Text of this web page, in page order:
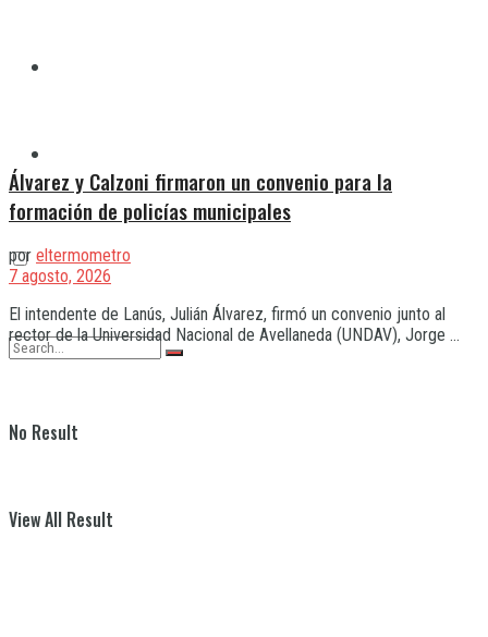
No Result
View All Result
Álvarez y Calzoni firmaron un convenio para la
formación de policías municipales
por eltermometro
7 agosto, 2026
El intendente de Lanús, Julián Álvarez, firmó un convenio junto al
rector de la Universidad Nacional de Avellaneda (UNDAV), Jorge ...